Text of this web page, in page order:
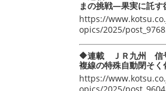
まの挑戦―果実に託
https://
opics/2025/
🔶連載 ＪＲ九州 信
複線の特殊自動閉そく
https://